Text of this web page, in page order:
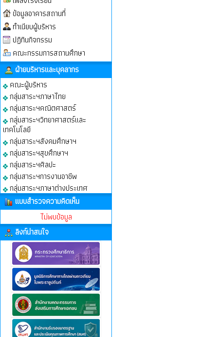
ข้อมูลอาคารสถานที่
ทำเนียบผู้บริหาร
ปฏิทินกิจกรรม
คณะกรรมการสถานศึกษา
ฝ่ายบริหารและบุคลากร
คณะผู้บริหาร
กลุ่มสาระฯภาษาไทย
กลุ่มสาระฯคณิตศาสตร์
กลุ่มสาระฯวิทยาศาสตร์และ
เทคโนโลยี
กลุ่มสาระฯสังคมศึกษาฯ
กลุ่มสาระฯสุขศึกษาฯ
กลุ่มสาระฯศิลปะ
กลุ่มสาระฯการงานอาชีพ
กลุ่มสาระฯภาษาต่างประเทศ
แบบสำรวจความคิดเห็น
ไม่พบข้อมูล
ลิงก์น่าสนใจ